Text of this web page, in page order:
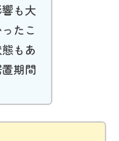
も大
たこ
もあ
期間